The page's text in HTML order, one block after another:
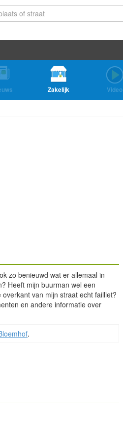
Zakelijk Video
zo benieuwd wat er allemaal in
Heeft mijn buurman wel een
van mijn straat echt failliet?
en andere informatie over
.